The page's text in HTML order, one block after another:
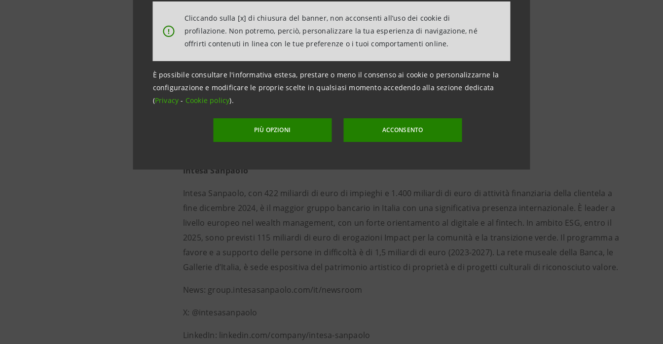
!
Cliccando sulla [x] di chiusura del banner, non acconsenti all’uso dei cookie di
profilazione. Non potremo, perciò, personalizzare la tua esperienza di navigazione, né
offrirti contenuti in linea con le tue preferenze o i tuoi comportamenti online.
È possibile consultare l'informativa estesa, prestare o meno il consenso ai cookie o personalizzarne la
configurazione e modificare le proprie scelte in qualsiasi momento accedendo alla sezione dedicata
(Privacy- Cookie policy).
PIÙ OPZIONI ACCONSENTO
stampa@intesasanpaolo.com
Confcommercio Genova
Matteo Rovere
Ufficio Stampa 3776892869
Intesa Sanpaolo
Intesa Sanpaolo, con 422 miliardi di euro di impieghi e 1.400 miliardi di euro di attività finanziaria della clientela a
fine dicembre 2024, è il maggior gruppo bancario in Italia con una significativa presenza internazionale. È leader a
livello europeo nel wealth management, con un forte orientamento al digitale e al fintech. In ambito ESG, entro il
2025, sono previsti 115 miliardi di euro di erogazioni Impact per la comunità e la transizione verde. Il programma a
favore e a supporto delle persone in difficoltà è di 1,5 miliardi di euro (2023-2027). La rete museale della Banca, le
Gallerie d’Italia, è sede espositiva del patrimonio artistico di proprietà e di progetti culturali di riconosciuto valore.
News: group.intesasanpaolo.com/it/newsroom
X: @intesasanpaolo
LinkedIn: linkedin.com/company/intesa-sanpaolo